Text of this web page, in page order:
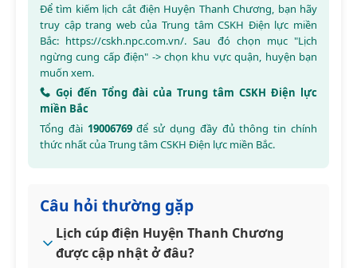
Để tìm kiếm lịch cắt điện Huyện Thanh Chương, bạn hãy
truy cập trang web của Trung tâm CSKH Điện lực miền
Bắc: https://cskh.npc.com.vn/. Sau đó chọn mục "Lịch
ngừng cung cấp điện" -> chọn khu vực quận, huyện bạn
muốn xem.
Gọi đến Tổng đài của Trung tâm CSKH Điện lực
miền Bắc
Tổng đài 19006769để sử dụng đầy đủ thông tin chính
thức nhất của Trung tâm CSKH Điện lực miền Bắc.
Câu hỏi thường gặp
Lịch cúp điện Huyện Thanh Chương
được cập nhật ở đâu?